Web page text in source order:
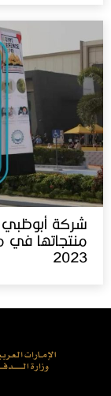
شركة أبوظبي
منتجاتها
2023